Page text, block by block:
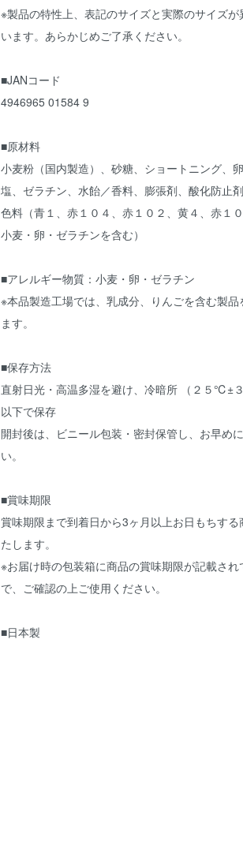
※製品の特性上、表記のサイズと実際のサイズ
います。あらかじめご了承ください。
■JANコード
4946965 01584 9
■原材料
小麦粉（国内製造）、砂糖、ショートニング、
塩、ゼラチン、水飴／香料、膨張剤、酸化防止
色料（青１、赤１０４、赤１０２、黄４、赤１
小麦・卵・ゼラチンを含む）
■アレルギー物質：小麦・卵・ゼラチン
※本品製造工場では、乳成分、りんごを含む製品
ます。
■保存方法
直射日光・高温多湿を避け、冷暗所 （２５℃±
以下で保存
開封後は、ビニール包装・密封保管し、お早め
い。
■賞味期限
賞味期限まで到着日から3ヶ月以上お日もちす
たします。
※お届け時の包装箱に商品の賞味期限が記載さ
で、ご確認の上ご使用ください。
■日本製